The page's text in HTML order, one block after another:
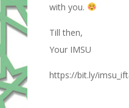
with you.
Till then,
Your IMSU
https://bit.ly/